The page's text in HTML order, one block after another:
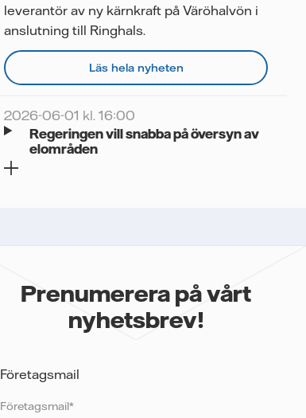
leverantör av ny kärnkraft på Väröhalvön i
anslutning till Ringhals.
Läs hela nyheten
2026-06-01 kl. 16:00
Regeringen vill snabba på översyn av
elområden
Prenumerera på vårt
nyhetsbrev!
Företagsmail